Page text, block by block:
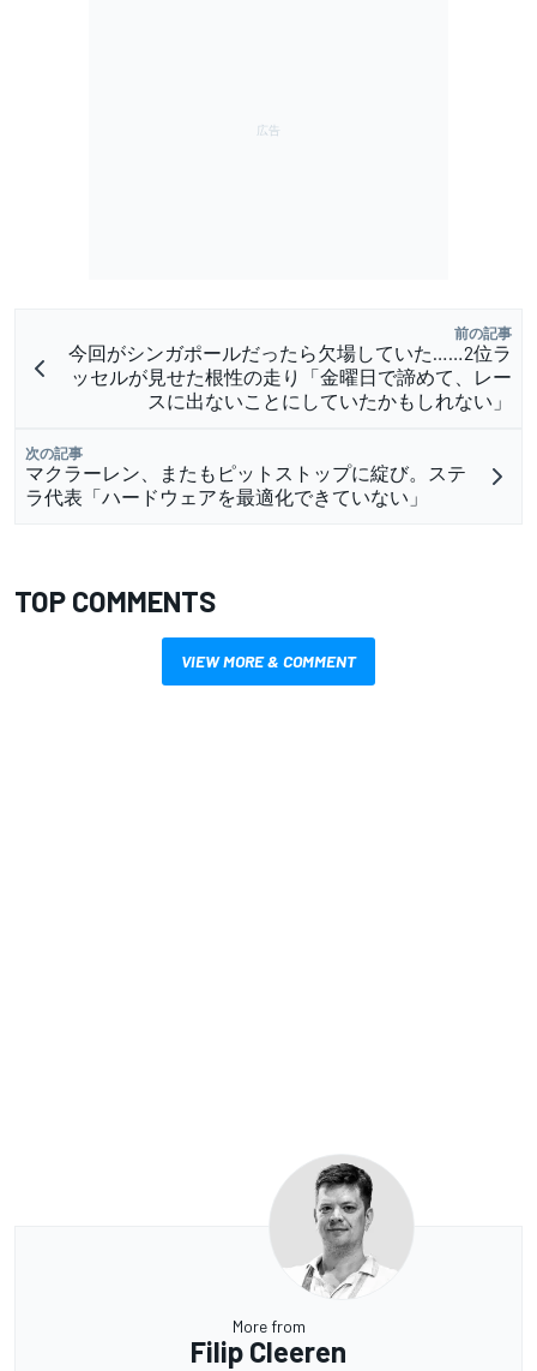
前の記事
今回がシンガポールだったら欠場していた……2位ラ
ッセルが見せた根性の走り「金曜日で諦めて、レー
スに出ないことにしていたかもしれない」
次の記事
マクラーレン、またもピットストップに綻び。ステ
ラ代表「ハードウェアを最適化できていない」
TOP COMMENTS
VIEW MORE & COMMENT
More from
Filip Cleeren